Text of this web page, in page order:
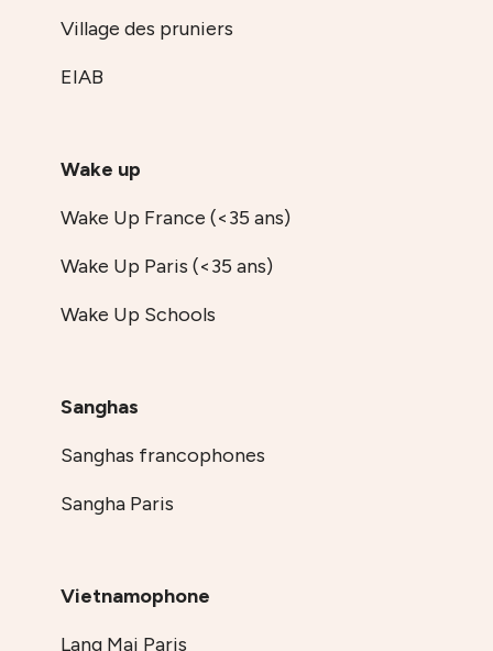
Village des pruniers
EIAB
Wake up
Wake Up France (<35 ans)
Wake Up Paris (<35 ans)
Wake Up Schools
Sanghas
Sanghas francophones
Sangha Paris
Vietnamophone
Lang Mai Paris